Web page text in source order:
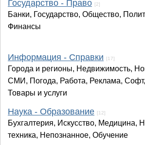
Государство - Право [2]
Банки, Государство, Общество,
Финансы
Информация - Справки [17]
Города и регионы, Недвижимость,
СМИ, Погода, Работа, Реклама,
Товары и услуги
Наука - Образование [12]
Бухгалтерия, Искусство, Медицина,
техника, Непознанное, Обучение